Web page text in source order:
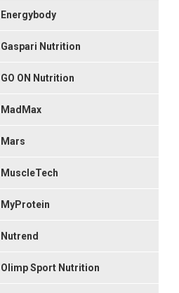
Energybody
Gaspari Nutrition
GO ON Nutrition
MadMax
Mars
MuscleTech
MyProtein
Nutrend
Olimp Sport Nutrition